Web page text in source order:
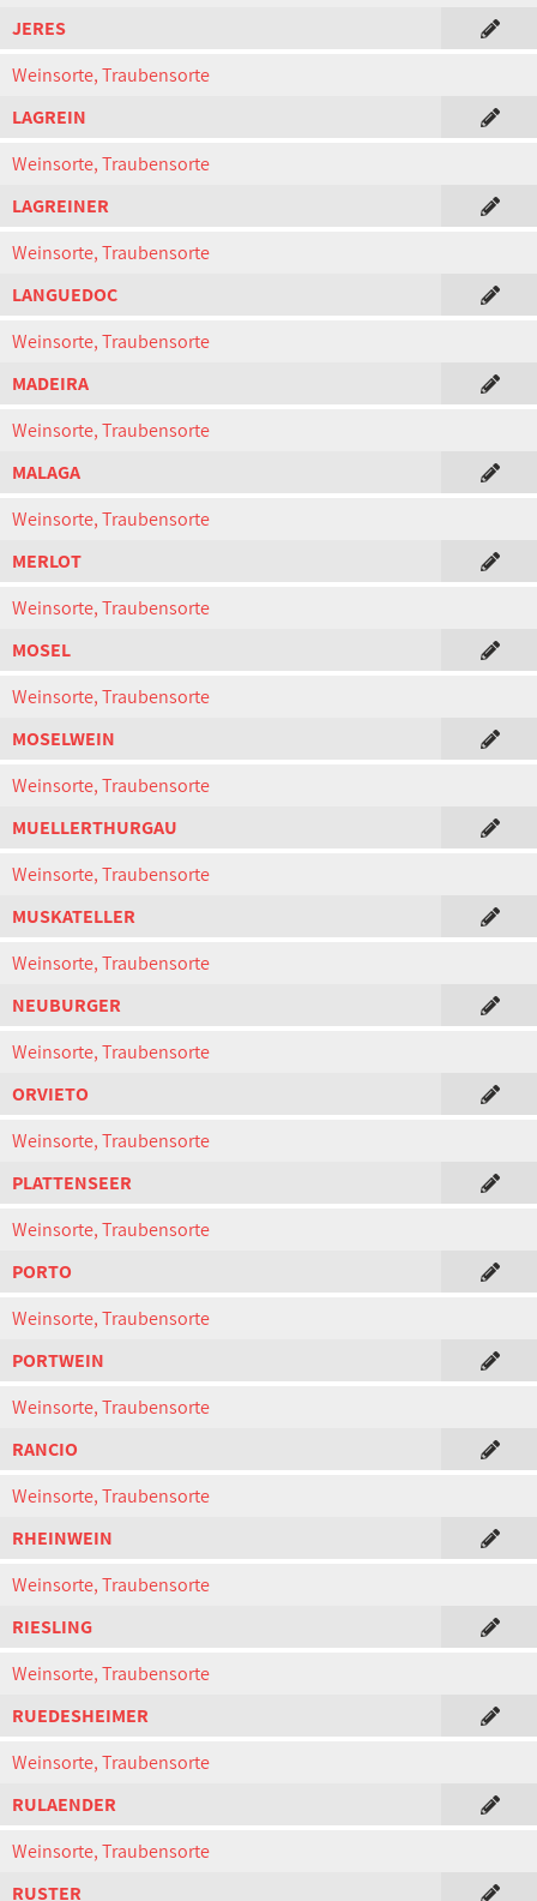
JERES
Weinsorte, Traubensorte
LAGREIN
Weinsorte, Traubensorte
LAGREINER
Weinsorte, Traubensorte
LANGUEDOC
Weinsorte, Traubensorte
MADEIRA
Weinsorte, Traubensorte
MALAGA
Weinsorte, Traubensorte
MERLOT
Weinsorte, Traubensorte
MOSEL
Weinsorte, Traubensorte
MOSELWEIN
Weinsorte, Traubensorte
MUELLERTHURGAU
Weinsorte, Traubensorte
MUSKATELLER
Weinsorte, Traubensorte
NEUBURGER
Weinsorte, Traubensorte
ORVIETO
Weinsorte, Traubensorte
PLATTENSEER
Weinsorte, Traubensorte
PORTO
Weinsorte, Traubensorte
PORTWEIN
Weinsorte, Traubensorte
RANCIO
Weinsorte, Traubensorte
RHEINWEIN
Weinsorte, Traubensorte
RIESLING
Weinsorte, Traubensorte
RUEDESHEIMER
Weinsorte, Traubensorte
RULAENDER
Weinsorte, Traubensorte
RUSTER